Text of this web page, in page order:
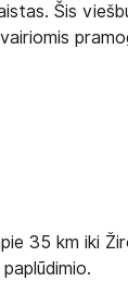
Šis
35 km iki